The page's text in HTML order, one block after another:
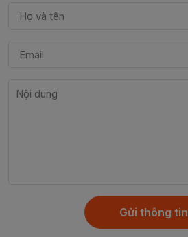
Gửi thông tin